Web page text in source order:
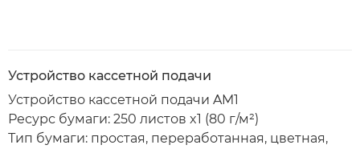
Устройство кассетной подачи
Устройство кассетной подачи AM1
Ресурс бумаги: 250 листов x1 (80 г/м²)
Тип бумаги: простая, переработанная, цветная,